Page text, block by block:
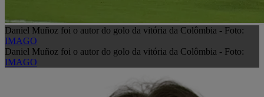
Daniel Muñoz foi o autor do golo da vitória da Colômbia - Foto:
IMAGO
Daniel Muñoz foi o autor do golo da vitória da Colômbia - Foto:
IMAGO